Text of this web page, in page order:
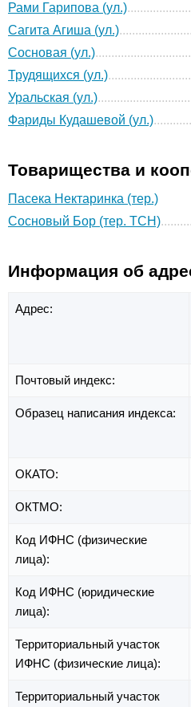
Рами Гарипова (ул.)
Сагита Агиша (ул.)
Сосновая (ул.)
Трудящихся (ул.)
Уральская (ул.)
Фариды Кудашевой (ул.)
Товарищества и
Пасека Нектаринка (тер.)
Сосновый Бор (тер. ТСН)
Информация об
Адрес:
Почтовый индекс:
Образец написания индекса:
ОКАТО:
ОКТМО:
Код ИФНС (физические
лица):
Код ИФНС (юридические
лица):
Территориальный участок
ИФНС (физические лица):
Территориальный участок